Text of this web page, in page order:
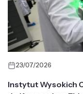
23/07/2026
Instytut Wysokich